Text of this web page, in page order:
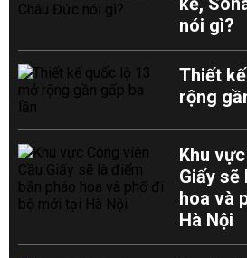
nói gì?
Thiết
rộng
Khu
Giấy sẽ
hoa và
Hà Nội